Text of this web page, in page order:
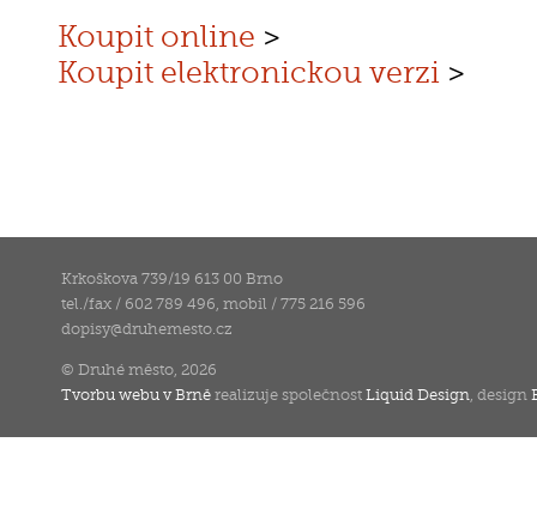
Koupit online >
Koupit elektronickou verzi >
Krkoškova 739/19 613 00 Brno
tel./fax / 602 789 496, mobil / 775 216 596
dopisy@druhemesto.cz
© Druhé město, 2026
Tvorbu webu v Brně realizuje společnostLiquid Design , design